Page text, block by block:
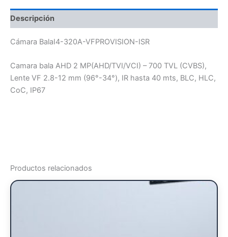
Descripción
Cámara BalaI4-320A-VFPROVISION-ISR
Camara bala AHD 2 MP(AHD/TVI/VCI) – 700 TVL (CVBS),
Lente VF 2.8-12 mm (96°-34°), IR hasta 40 mts, BLC, HLC,
CoC, IP67
Productos relacionados